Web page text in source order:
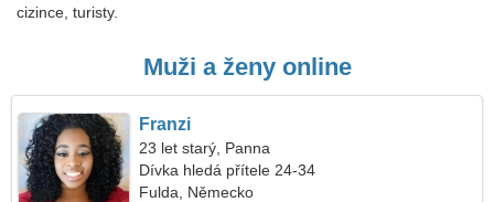
cizince, turisty.
Muži a ženy online
Franzi
23 let starý, Panna
Dívka hledá přítele 24-34
Fulda, Německo